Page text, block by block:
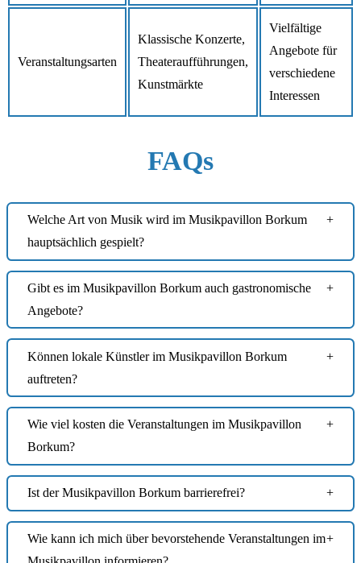
Veranstaltungsarten
Klassische Konzerte,
Theateraufführungen,
Kunstmärkte
Vielfältige
Angebote für
verschiedene
Interessen
FAQs
Welche Art von Musik wird im Musikpavillon Borkum
hauptsächlich gespielt?
Gibt es im Musikpavillon Borkum auch gastronomische
Angebote?
Können lokale Künstler im Musikpavillon Borkum
auftreten?
Wie viel kosten die Veranstaltungen im Musikpavillon
Borkum?
Ist der Musikpavillon Borkum barrierefrei?
Wie kann ich mich über bevorstehende Veranstaltungen im